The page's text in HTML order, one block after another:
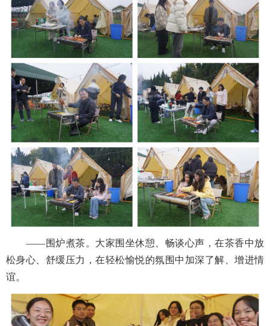
——围炉煮茶。大家围坐休憩、畅谈心声，在茶香中放
松身心、舒缓压力，在轻松愉悦的氛围中加深了解、增进情
谊。